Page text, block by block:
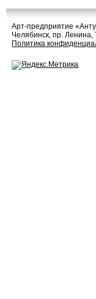
Арт-предприятие
Челябинск, пр. Ленина,
Политика